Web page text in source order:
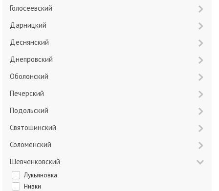
Голосеевский
Дарницкий
Деснянский
Днепровский
Оболонский
Печерский
Подольский
Святошинский
Соломенский
Шевченковский
Лукьяновка
Нивки